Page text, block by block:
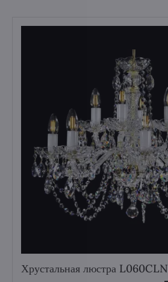
Хрустальная люстра L060CLN